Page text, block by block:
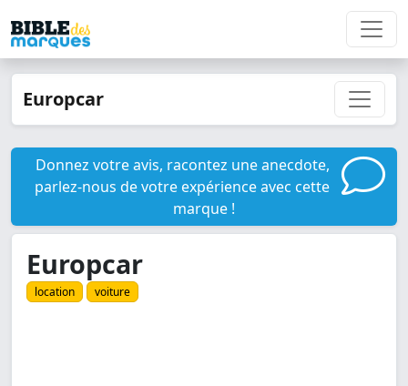
Europcar
Donnez votre avis, racontez une anecdote,
parlez-nous de votre expérience avec cette
marque !
Europcar
location voiture